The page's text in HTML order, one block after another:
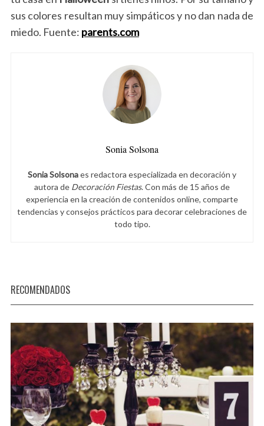
sus colores resultan muy simpáticos y no dan nada de
miedo. Fuente: parents.com
Sonia Solsona
Sonia Solsonaes redactora especializada en decoración y
autora de Decoración Fiestas. Con más de 15 años de
experiencia en la creación de contenidos online, comparte
tendencias y consejos prácticos para decorar celebraciones de
todo tipo.
RECOMENDADOS